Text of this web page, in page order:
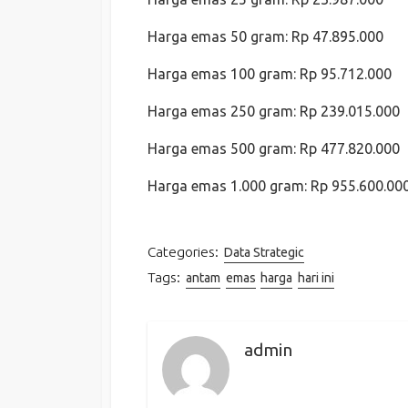
Harga emas 50 gram: Rp 47.895.000
Harga emas 100 gram: Rp 95.712.000
Harga emas 250 gram: Rp 239.015.000
Harga emas 500 gram: Rp 477.820.000
Harga emas 1.000 gram: Rp
Categories: Data Strategic
Tags: antam emas harga hari ini
admin